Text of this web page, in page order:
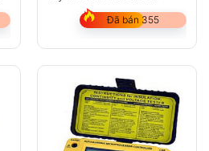
(O2,CO,H2S, Khí dễ
cháy, cảm biến Catalytic)
Đã bán 355